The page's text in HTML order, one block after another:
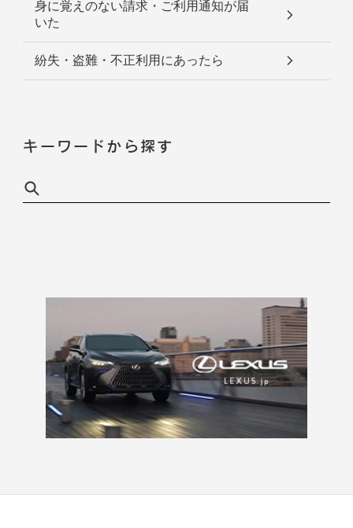
身に覚えのない請求・ご利用通知が届
いた
紛失・盗難・不正利用にあったら
キーワードから探す